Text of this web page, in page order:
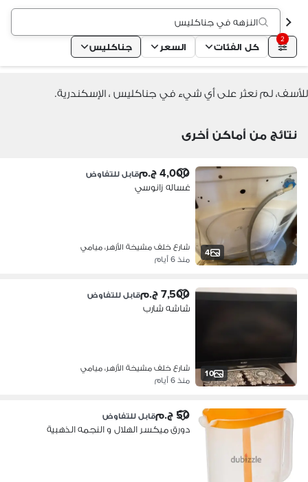
النزهه في جناكليس
2
كل الفئات السعر جناكليس
للأسف، لم نعثر على أي شيء في جناكليس ، الإسكندرية.
نتائج من أماكن أخرى
4
4,000 ج.م قابل للتفاوض
غساله زانوسي
شارع خلف مشيخة الأزهر، ميامي
منذ 6 أيام
10
7,500 ج.م قابل للتفاوض
شاشه شارب
شارع خلف مشيخة الأزهر، ميامي
منذ 6 أيام
50 ج.م قابل للتفاوض
دورق ميكسر الهلال و النجمه الذهبية